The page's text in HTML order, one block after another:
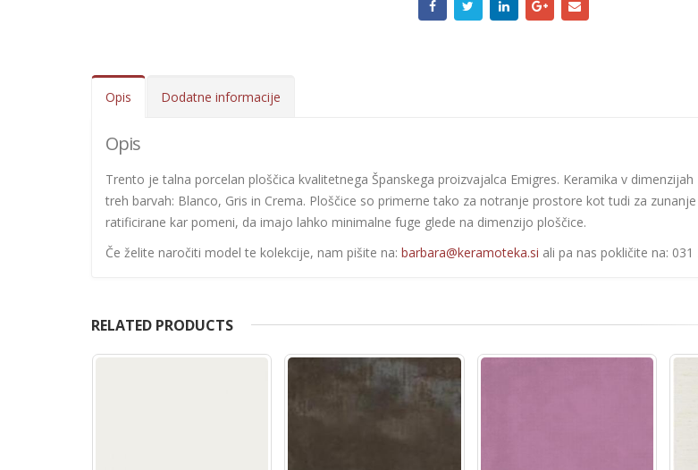
Opis Dodatne informacije
Opis
Trento je talna porcelan ploščica kvalitetnega Španskega proizvajalca Emigres. Keramika v
treh barvah: Blanco, Gris in Crema. Ploščice so primerne tako za notranje prostore kot tudi za
ratificirane kar pomeni, da imajo lahko minimalne fuge glede na dimenzijo ploščice.
Če želite naročiti model te kolekcije, nam pišite na: barbara@keramoteka.si ali pa nas pokličite na: 031
RELATED PRODUCTS